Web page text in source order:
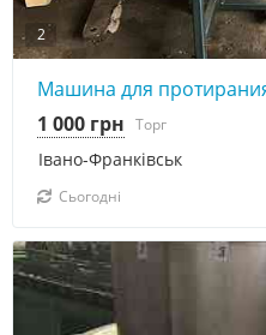
2
Машина для
Івано-Франківськ
1 000 грн Торг
Сьогодні